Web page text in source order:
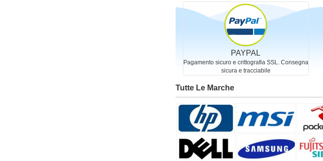
PAYPAL
Pagamento sicuro e crittografia SSL. Consegna
sicura e tracciabile
Tutte Le Marche